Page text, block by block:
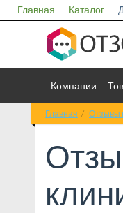
Главная Каталог
Компании
Главная Отзывы